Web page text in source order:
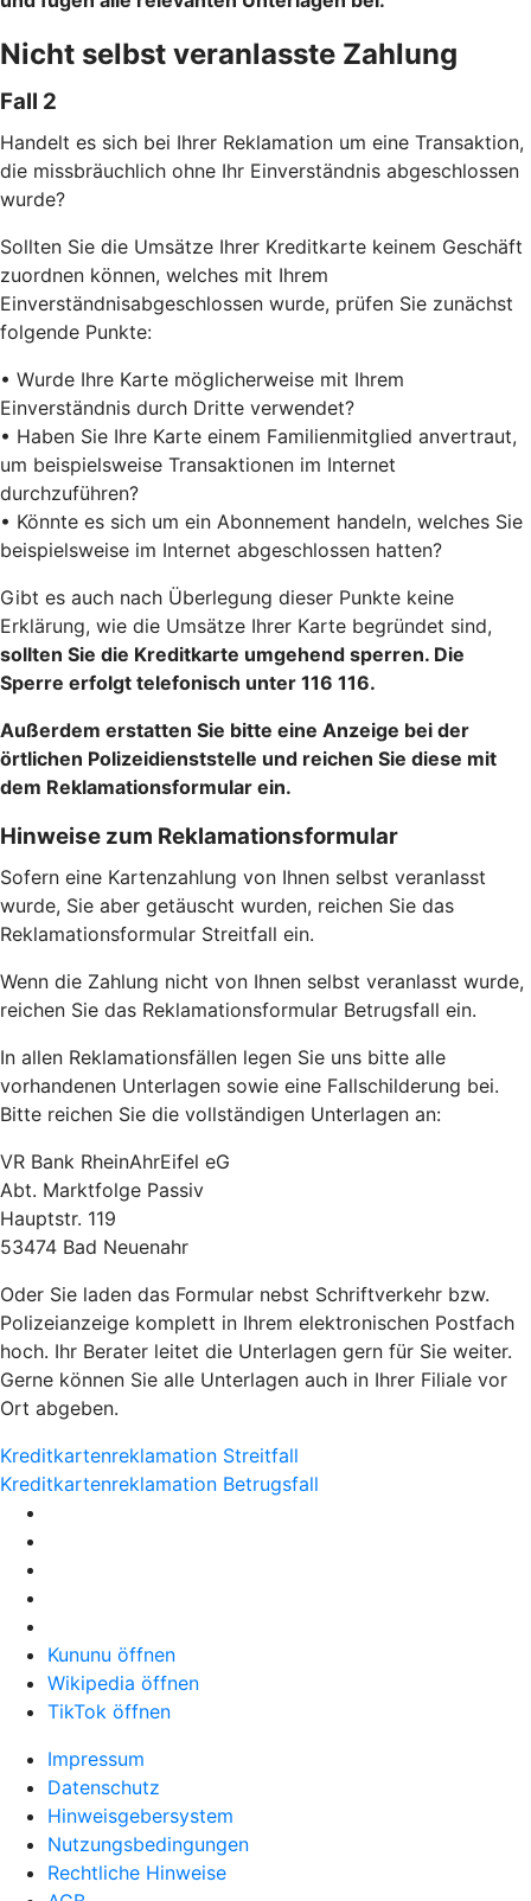
Nicht selbst veranlasste Zahlung
Fall 2
Handelt es sich bei Ihrer Reklamation um eine Transaktion,
die missbräuchlich ohne Ihr Einverständnis abgeschlossen
wurde?
Sollten Sie die Umsätze Ihrer Kreditkarte keinem Geschäft
zuordnen können, welches mit Ihrem
Einverständnisabgeschlossen wurde, prüfen Sie zunächst
folgende Punkte:
• Wurde Ihre Karte möglicherweise mit Ihrem
Einverständnis durch Dritte verwendet?
• Haben Sie Ihre Karte einem Familienmitglied anvertraut,
um beispielsweise Transaktionen im Internet
durchzuführen?
• Könnte es sich um ein Abonnement handeln, welches Sie
beispielsweise im Internet abgeschlossen hatten?
Gibt es auch nach Überlegung dieser Punkte keine
Erklärung, wie die Umsätze Ihrer Karte begründet sind,
sollten Sie die Kreditkarte umgehend sperren. Die
Sperre erfolgt telefonisch unter 116 116.
Außerdem erstatten Sie bitte eine Anzeige bei der
örtlichen Polizeidienststelle und reichen Sie diese mit
dem Reklamationsformular ein.
Hinweise zum Reklamationsformular
Sofern eine Kartenzahlung von Ihnen selbst veranlasst
wurde, Sie aber getäuscht wurden, reichen Sie das
Reklamationsformular Streitfall ein.
Wenn die Zahlung nicht von Ihnen selbst veranlasst wurde,
reichen Sie das Reklamationsformular Betrugsfall ein.
In allen Reklamationsfällen legen Sie uns bitte alle
vorhandenen Unterlagen sowie eine Fallschilderung bei.
Bitte reichen Sie die vollständigen Unterlagen an:
VR Bank RheinAhrEifel eG
Abt. Marktfolge Passiv
Hauptstr. 119
53474 Bad Neuenahr
Oder Sie laden das Formular nebst Schriftverkehr bzw.
Polizeianzeige komplett in Ihrem elektronischen Postfach
hoch. Ihr Berater leitet die Unterlagen gern für Sie weiter.
Gerne können Sie alle Unterlagen auch in Ihrer Filiale vor
Ort abgeben.
Kreditkartenreklamation Streitfall
Kreditkartenreklamation Betrugsfall
Kununu öffnen
Wikipedia öffnen
TikTok öffnen
Impressum
Datenschutz
Hinweisgebersystem
Nutzungsbedingungen
Rechtliche Hinweise